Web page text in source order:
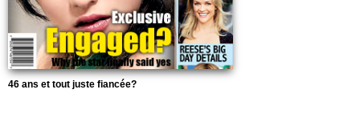
46 ans et tout juste fiancée?